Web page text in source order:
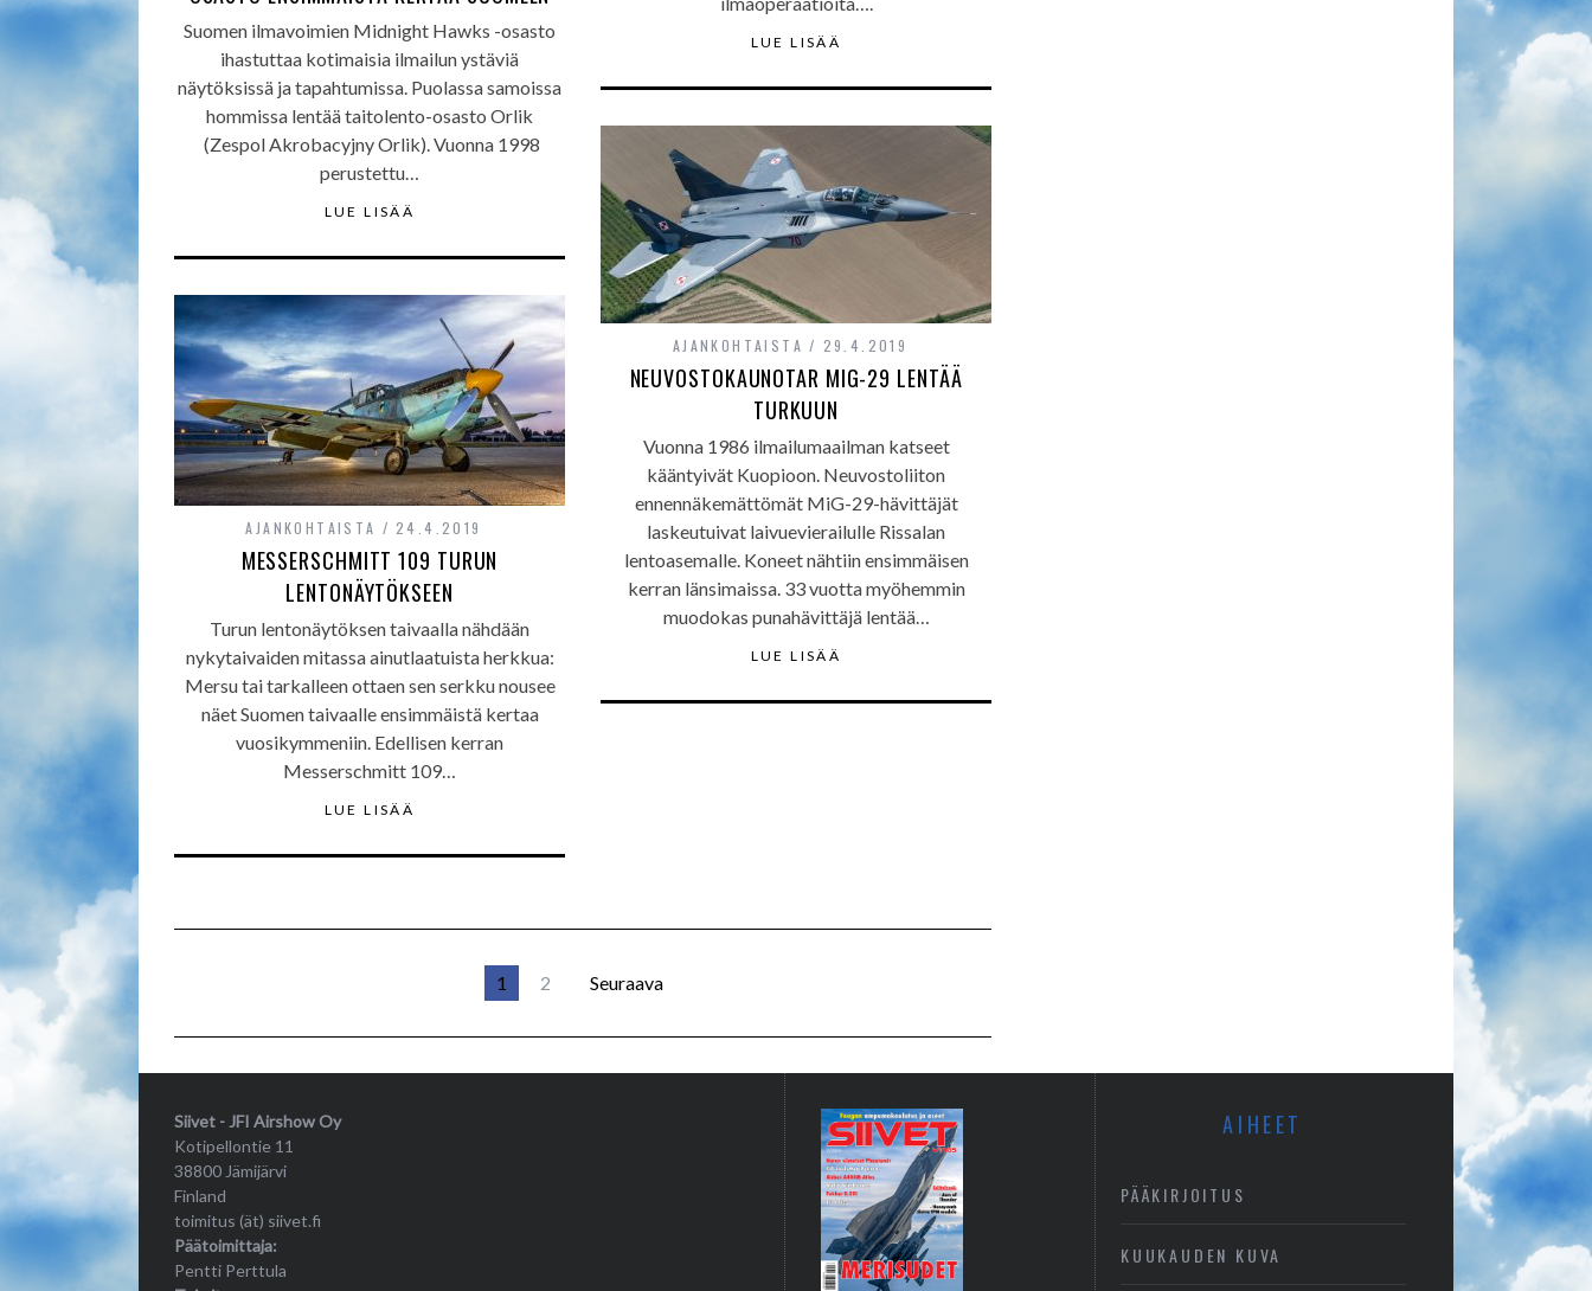
LUE LISÄÄ
Suomen ilmavoimien Midnight Hawks -osasto
ihastuttaa kotimaisia ilmailun ystäviä
näytöksissä ja tapahtumissa. Puolassa samoissa
hommissa lentää taitolento-osasto Orlik
(Zespol Akrobacyjny Orlik). Vuonna 1998
perustettu…
LUE LISÄÄ
AJANKOHTAISTA 29.4.2019
NEUVOSTOKAUNOTAR MIG-29 LENTÄÄ
TURKUUN
Vuonna 1986 ilmailumaailman katseet
kääntyivät Kuopioon. Neuvostoliiton
ennennäkemättömät MiG-29-hävittäjät
laskeutuivat laivuevierailulle Rissalan
lentoasemalle. Koneet nähtiin ensimmäisen
kerran länsimaissa. 33 vuotta myöhemmin
muodokas punahävittäjä lentää…
LUE LISÄÄ
AJANKOHTAISTA 24.4.2019
MESSERSCHMITT 109 TURUN
LENTONÄYTÖKSEEN
Turun lentonäytöksen taivaalla nähdään
nykytaivaiden mitassa ainutlaatuista herkkua:
Mersu tai tarkalleen ottaen sen serkku nousee
näet Suomen taivaalle ensimmäistä kertaa
vuosikymmeniin. Edellisen kerran
Messerschmitt 109…
LUE LISÄÄ
1 2 Seuraava
Siivet - JFI Airshow Oy
Kotipellontie 11
38800 Jämijärvi
Finland
toimitus (ät) siivet.fi
Päätoimittaja:
Pentti Perttula
AIHEET
PÄÄKIRJOITUS
KUUKAUDEN KUVA